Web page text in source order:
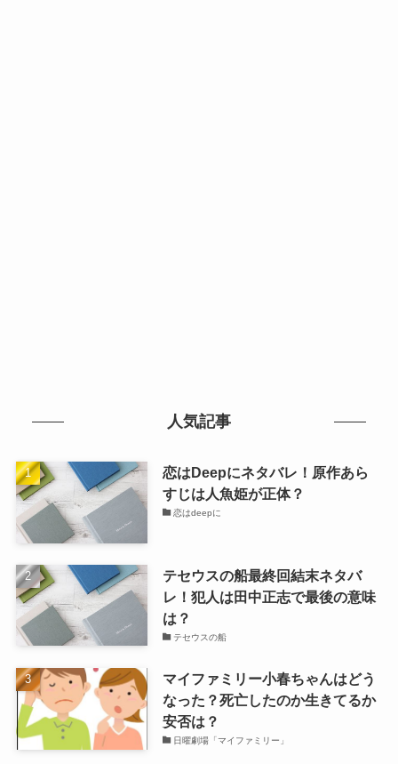
人気記事
恋はDeepにネタバレ！原作あら
すじは人魚姫が正体？
恋はdeepに
テセウスの船最終回結末ネタバ
レ！犯人は田中正志で最後の意味
は？
テセウスの船
マイファミリー小春ちゃんはどう
なった？死亡したのか生きてるか
安否は？
日曜劇場「マイファミリー」